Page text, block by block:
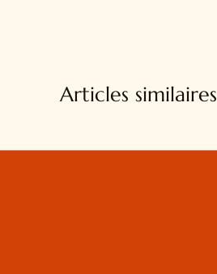
Articles similaires